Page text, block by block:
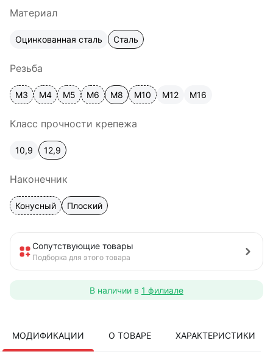
Материал
Оцинкованная сталь Сталь
Резьба
М3 М4 М5 М6 М8 М10 М12 М16
Класс прочности крепежа
10,9 12,9
Наконечник
Конусный Плоский
Сопутствующие товары
Подборка для этого товара
В наличии в 1 филиале
МОДИФИКАЦИИ О ТОВАРЕ ХАРАКТЕРИСТИКИ